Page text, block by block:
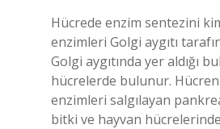
Hücrede enzim sentezini
enzimleri Golgi aygıtı
Golgi aygıtında yer
hücrelerde bulunur.
enzimleri salgılayan
bitki ve hayvan